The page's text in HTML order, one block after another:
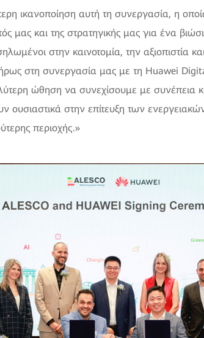
ικανοποίηση αυτή τη συνεργασία, η
μας και της στρατηγικής μας για ένα
στην καινοτομία, την αξιοπιστία
στη συνεργασία μας με τη Huawei
ώθηση να συνεχίσουμε με συνέπεια
ουσιαστικά στην επίτευξη των
περιοχής.»